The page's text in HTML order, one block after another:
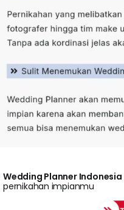
Wedding Planner Indonesia
pernikahan impianmu